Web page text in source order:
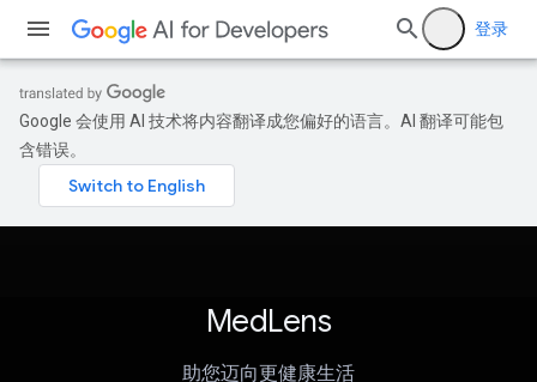
登录
Google 会使用 AI 技术将内容翻译成您偏好的语言。AI 翻译可能包
含错误。
MedLens
助您迈向更健康生活